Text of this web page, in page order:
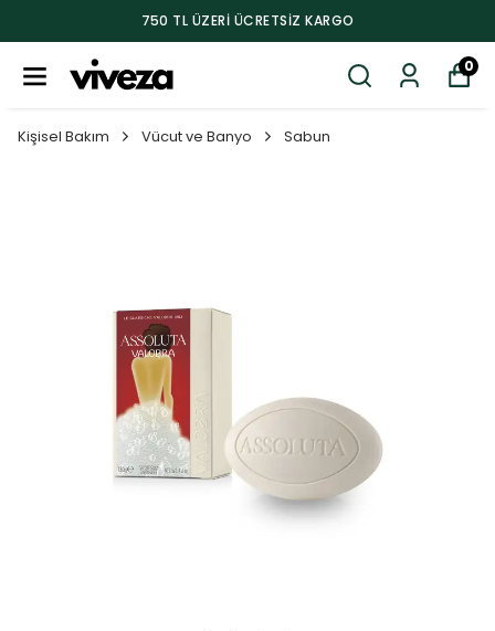
750 TL ÜZERI ÜCRETSIZ KARGO
0
Kişisel Bakım Vücut ve Banyo Sabun